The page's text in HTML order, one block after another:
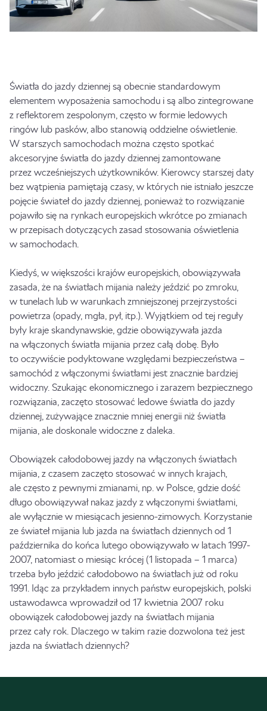
Światła do jazdy dziennej są obecnie standardowym
elementem wyposażenia samochodu i są albo zintegrowane
z reflektorem zespolonym, często w formie ledowych
ringów lub pasków, albo stanowią oddzielne oświetlenie.
W starszych samochodach można często spotkać
akcesoryjne światła do jazdy dziennej zamontowane
przez wcześniejszych użytkowników. Kierowcy starszej daty
bez wątpienia pamiętają czasy, w których nie istniało jeszcze
pojęcie świateł do jazdy dziennej, ponieważ to rozwiązanie
pojawiło się na rynkach europejskich wkrótce po zmianach
w przepisach dotyczących zasad stosowania oświetlenia
w samochodach.
Kiedyś, w większości krajów europejskich, obowiązywała
zasada, że na światłach mijania należy jeździć po zmroku,
w tunelach lub w warunkach zmniejszonej przejrzystości
powietrza (opady, mgła, pył, itp.). Wyjątkiem od tej reguły
były kraje skandynawskie, gdzie obowiązywała jazda
na włączonych światła mijania przez całą dobę. Było
to oczywiście podyktowane względami bezpieczeństwa –
samochód z włączonymi światłami jest znacznie bardziej
widoczny. Szukając ekonomicznego i zarazem bezpiecznego
rozwiązania, zaczęto stosować ledowe światła do jazdy
dziennej, zużywające znacznie mniej energii niż światła
mijania, ale doskonale widoczne z daleka.
Obowiązek całodobowej jazdy na włączonych światłach
mijania, z czasem zaczęto stosować w innych krajach,
ale często z pewnymi zmianami, np. w Polsce, gdzie dość
długo obowiązywał nakaz jazdy z włączonymi światłami,
ale wyłącznie w miesiącach jesienno-zimowych. Korzystanie
ze świateł mijania lub jazda na światłach dziennych od 1
października do końca lutego obowiązywało w latach 1997-
2007, natomiast o miesiąc krócej (1 listopada – 1 marca)
trzeba było jeździć całodobowo na światłach już od roku
1991. Idąc za przykładem innych państw europejskich, polski
ustawodawca wprowadził od 17 kwietnia 2007 roku
obowiązek całodobowej jazdy na światłach mijania
przez cały rok. Dlaczego w takim razie dozwolona też jest
jazda na światłach dziennych?